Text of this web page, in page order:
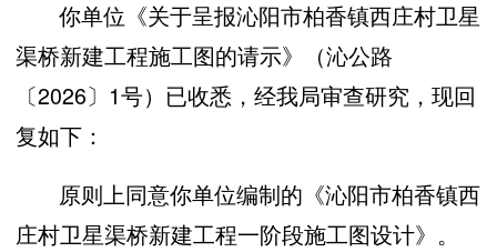
你单位《关于呈报沁阳市柏香镇西庄村卫星
渠桥新建工程施工图的请示》（沁公路
〔2026〕1号）已收悉，经我局审查研究，现回
复如下：
原则上同意你单位编制的《沁阳市柏香镇西
庄村卫星渠桥新建工程一阶段施工图设计》。